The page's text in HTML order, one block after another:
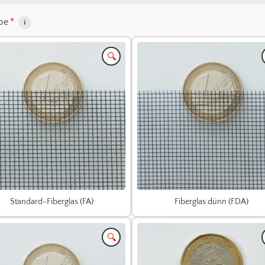
*
🔍
Standard-Fiberglas (FA) Fiberglas dünn (FDA)
🔍